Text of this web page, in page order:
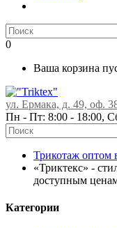
0
Ваша корзина
ул. Ермака, д. 49, оф.
Пн - Пт: 8:00 - 18:00,
Трикотаж оптом
«Триктекс» -
доступным
Категории